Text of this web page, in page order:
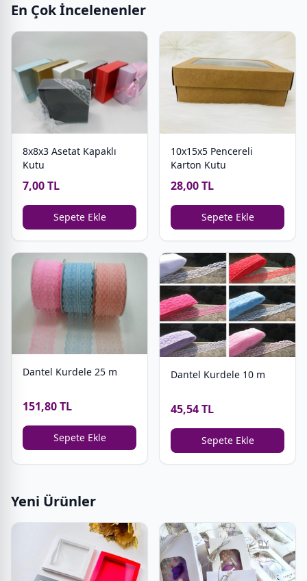
En Çok İncelenenler
8x8x3 Asetat Kapaklı
Kutu
7,00 TL
Sepete Ekle
10x15x5 Pencereli
Karton Kutu
28,00 TL
Sepete Ekle
Dantel Kurdele 25 m
151,80 TL
Sepete Ekle
Dantel Kurdele 10 m
45,54 TL
Sepete Ekle
Yeni Ürünler